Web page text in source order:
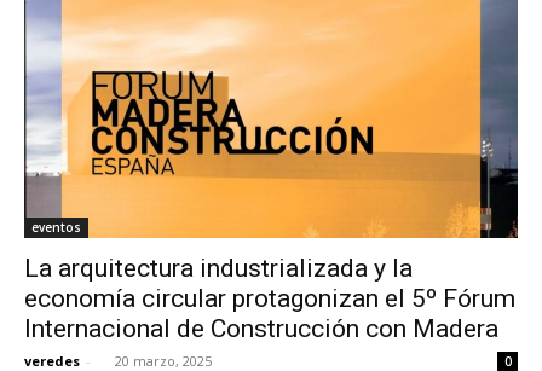
eventos
La arquitectura industrializada y la
economía circular protagonizan el 5º Fórum
Internacional de Construcción con Madera
veredes - 20 marzo, 2025 0